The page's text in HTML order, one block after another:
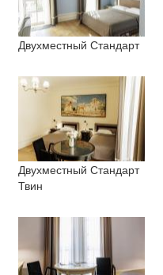
Двухместный Стандарт
Двухместный Стандарт
Твин